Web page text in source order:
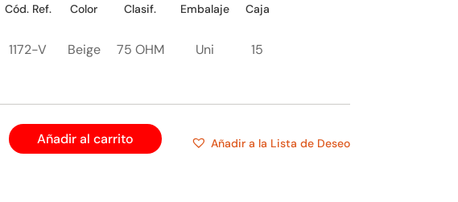
Cód. Ref. Color Clasif. Embalaje Caja
1172-V Beige 75 OHM Uni 15
Añadir al carrito Añadir a la Lista de Deseo